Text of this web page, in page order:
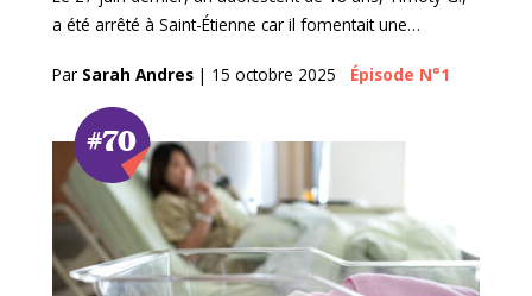
a été arrêté à Saint-Étienne car il fomentait une…
Par Sarah Andres | 15 octobre 2025 Épisode N°1
#70